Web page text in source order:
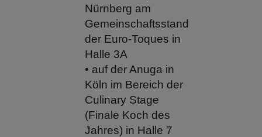
Nürnberg am
Gemeinschaftsstand
der Euro-Toques in
Halle 3A
• auf der Anuga in
Köln im Bereich der
Culinary Stage
(Finale Koch des
Jahres) in Halle 7